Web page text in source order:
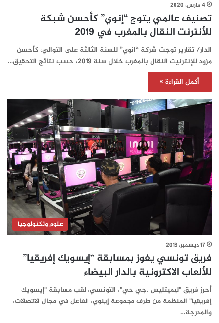
4 مارس، 2020
تصنيف عالمي يتوج “إنوي” كأحسن شبكة
للأنترنت النقال بالمغرب في 2019
الدار/ تقارير توجت شركة “انوي” للسنة الثالثة على التوالي، كأحسن
مزود للإنترنيت النقال بالمغرب خلال سنة 2019، حسب نتائج التحقيق…
أكمل القراءة »
علوم وتكنولوجيا
17 ديسمبر، 2018
فريق تونسي يفوز بمسابقة “إيسويك إفريقيا”
للألعاب الاكترونية بالدار البيضاء
أحرز فريق "ليميتليس .جي جي"، التونسي، لقب مسابقة "إيسويك
إفريقيا" المنظمة من طرف مجموعة إينوي، الفاعل في مجال الاتصالات،
والمدرجة…